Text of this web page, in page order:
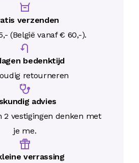
verzenden
(België vanaf € 60,-).
bedenktijd
retourneren
advies
2 vestigingen denken met
je me.
verrassing